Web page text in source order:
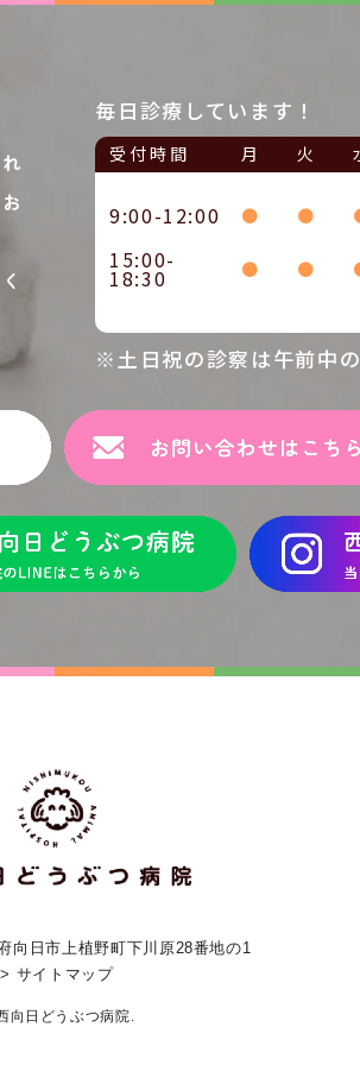
毎日診療しています！
受付時間 月 火
9:00-12:00 ● ●
15:00-
18:30 ● ●
※土日祝の診察は午前中
向日市上植野町下川原28番地の1
> サイトマップ
向日どうぶつ病院.